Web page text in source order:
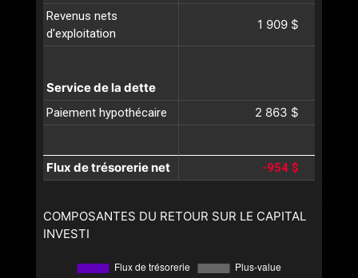
Revenus nets
d'exploitation
1 909 $
Service de la dette
Paiement hypothécaire 2 863 $
Flux de trésorerie net -954 $
COMPOSANTES DU RETOUR SUR LE CAPITAL
INVESTI